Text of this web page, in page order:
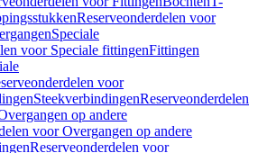
Reserveonderdelen voor
Speciale
voor Speciale fittingenFittingen
voor
SteekverbindingenReserveonderdelen
op andere
voor Overgangen op andere
Reserveonderdelen voor